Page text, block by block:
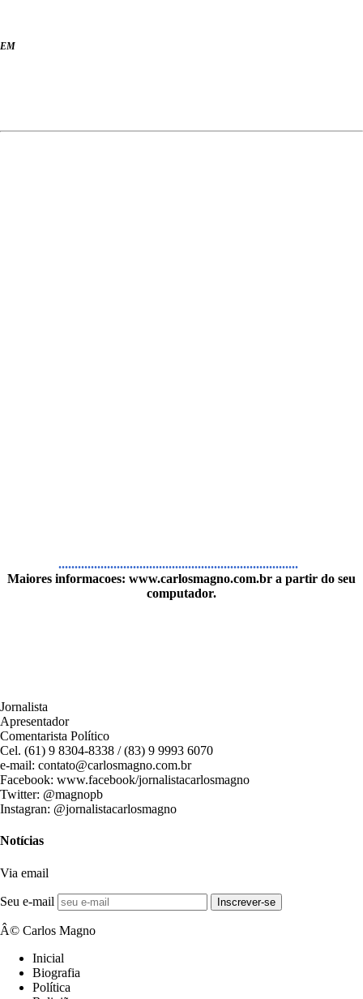
EM
..........................................................................
Maiores informacoes: www.carlosmagno.com.br a partir do seu
computador.
Jornalista
Apresentador
Comentarista Político
Cel. (61) 9 8304-8338 / (83) 9 9993 6070
e-mail: contato@carlosmagno.com.br
Facebook: www.facebook/jornalistacarlosmagno
Twitter: @magnopb
Instagran: @jornalistacarlosmagno
Notícias
Via email
Seu e-mail Inscrever-se
Â© Carlos Magno
Inicial
Biografia
Política